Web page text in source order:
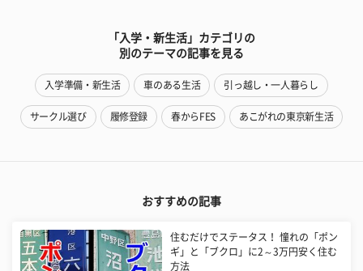
「入学・新生活」カテゴリの
別のテーマの記事を見る
入学準備・新生活 車のある生活 引っ越し・一人暮らし
サークル選び 履修登録 春からFES あこがれの東京新生活
おすすめの記事
住むだけでステータス！ 憧れの「ポン
ギ」と「ブクロ」に2～3万円安く住む
方法